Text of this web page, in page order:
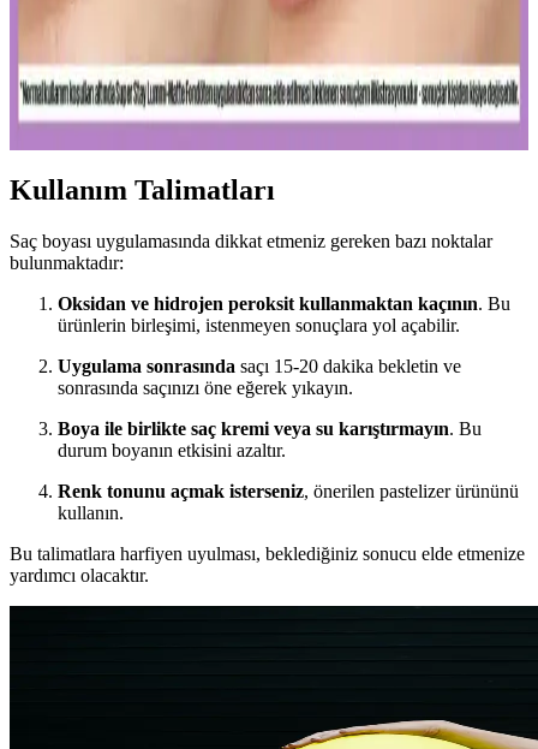
Günlük Kullanım İçin En İyi Seçenekler ve İpuçları
dayanıklı formülleriyle gün boyu tazelik sağlar. Cilt tipine uygun
seçenekler ve doğru uygulama ipuçlarıyla makyajınızı
mükemmelleştirin.
Kullanım Talimatları
Saç boyası uygulamasında dikkat etmeniz gereken bazı noktalar
bulunmaktadır:
Oksidan ve hidrojen peroksit kullanmaktan kaçının. Bu
ürünlerin birleşimi, istenmeyen sonuçlara yol açabilir.
Uygulama sonrasında saçı 15-20 dakika bekletin ve
sonrasında saçınızı öne eğerek yıkayın.
Boya ile birlikte saç kremi veya su karıştırmayın. Bu
durum boyanın etkisini azaltır.
Renk tonunu açmak isterseniz, önerilen pastelizer ürününü
kullanın.
Bu talimatlara harfiyen uyulması, beklediğiniz sonucu elde etmenize
yardımcı olacaktır.